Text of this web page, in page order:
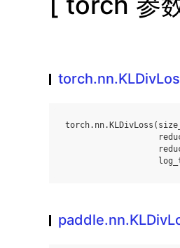
torch. nn. KLDivLoss (